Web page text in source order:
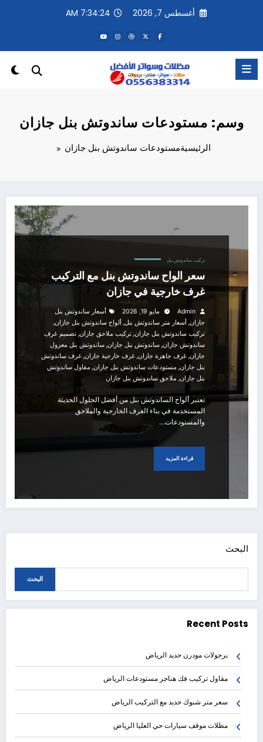
أغسطس 7, 2026 7:34:24 AM
وسم: مستودعات ساندوتش بنل جازان
الرئيسيةمستودعات ساندوتش بنل جازان
تركيب ساندوتش بنل
سعر الواح ساندوتش بنل مع التركيب
غرف خارجية في جازان
Admin مايو 19, 2026
أسعار ساندوتش بنل
جازان, أسعار متر ساندوتش بنل, ألواح ساندوتش بنل جازان,
تركيب ساندوتش بنل جازان, تركيب ملاحق جازان, تصميم غرف
ساندوتش جازان, ساندوتش بنل جازان, ساندوتش بنل معزول
جازان, غرف جاهزة جازان, غرف خارجية جازان, غرف ساندوتش
بنل جازان, مستودعات ساندوتش بنل جازان, مقاول ساندوتش
بنل جازان, ملاحق ساندوتش بنل جازان
تعتبر ألواح الساندوتش بنل من أفضل الحلول الحديثة
المستخدمة في بناء الغرف الخارجية والملاحق
والمستودعات…
قراءة المزيد
البحث
البحث
Recent Posts
برجولات مودرن حديد الرياض
مقاول تركيب فك هناجر مستودعات الرياض
سعر متر شبوك حديد مع التركيب الرياض
مظلات موقف سيارات حي العليا الرياض